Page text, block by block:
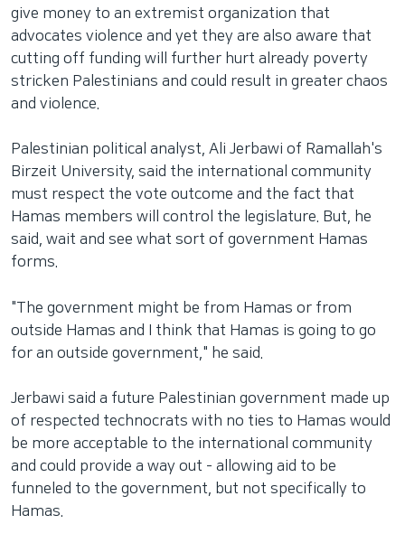
give money to an extremist organization that
advocates violence and yet they are also aware that
cutting off funding will further hurt already poverty
stricken Palestinians and could result in greater chaos
and violence.
Palestinian political analyst, Ali Jerbawi of Ramallah's
Birzeit University, said the international community
must respect the vote outcome and the fact that
Hamas members will control the legislature. But, he
said, wait and see what sort of government Hamas
forms.
"The government might be from Hamas or from
outside Hamas and I think that Hamas is going to go
for an outside government," he said.
Jerbawi said a future Palestinian government made up
of respected technocrats with no ties to Hamas would
be more acceptable to the international community
and could provide a way out - allowing aid to be
funneled to the government, but not specifically to
Hamas.